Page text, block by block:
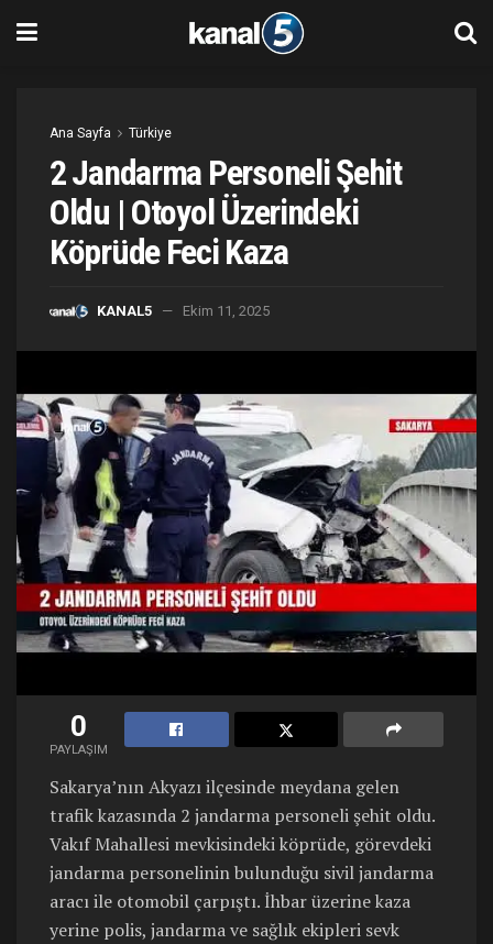
Ana Sayfa Türkiye
2 Jandarma Personeli Şehit
Oldu | Otoyol Üzerindeki
Köprüde Feci Kaza
KANAL5 Ekim 11, 2025
0
PAYLAŞIM
Sakarya’nın Akyazı ilçesinde meydana gelen
trafik kazasında 2 jandarma personeli şehit oldu.
Vakıf Mahallesi mevkisindeki köprüde, görevdeki
jandarma personelinin bulunduğu sivil jandarma
aracı ile otomobil çarpıştı. İhbar üzerine kaza
yerine polis, jandarma ve sağlık ekipleri sevk